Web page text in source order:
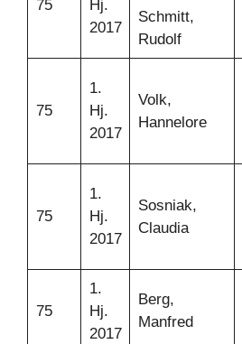
75
Hj.
2017
Schmitt,
Rudolf
75
1.
Hj.
2017
Volk,
Hannelore
75
1.
Hj.
2017
Sosniak,
Claudia
75
1.
Hj.
2017
Berg,
Manfred